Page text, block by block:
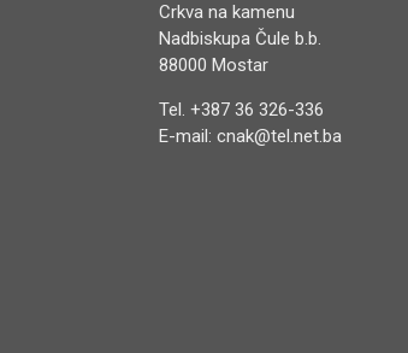
Crkva na kamenu
Nadbiskupa Čule b.b.
88000 Mostar
Tel. +387 36 326-336
E-mail: cnak@tel.net.ba